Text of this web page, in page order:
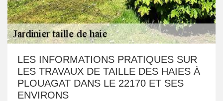
LES INFORMATIONS PRATIQUES SUR
LES TRAVAUX DE TAILLE DES HAIES À
PLOUAGAT DANS LE 22170 ET SES
ENVIRONS